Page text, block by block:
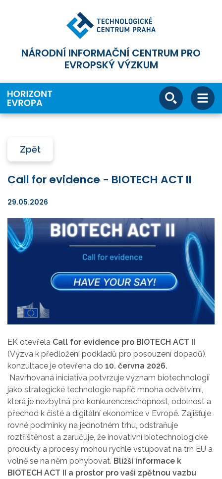
NÁRODNÍ INFORMAČNÍ CENTRUM PRO
EVROPSKÝ VÝZKUM
Zpět
Call for evidence - BIOTECH ACT II
29.05.2026
EK otevřela Call for evidence pro BIOTECH ACT II
(Výzva k předložení podkladů pro posouzení dopadů),
konzultace je otevřena do 10. června 2026.
Navrhovaná iniciativa potvrzuje význam biotechnologií
jako strategické technologie napříč mnoha odvětvími,
která je nezbytná pro konkurenceschopnost, odolnost a
přechod k čisté a digitální ekonomice v Evropě. Zajišťuje
rovné podmínky na jednotném trhu, odstraňuje
roztříštěnost a zaručuje, že inovativní biotechnologické
produkty a procesy mohou rychle vstupovat na trh EU a
volně se na něm pohybovat. Bližší informace k
BIOTECH ACT II a prostor pro vaši zpětnou vazbu